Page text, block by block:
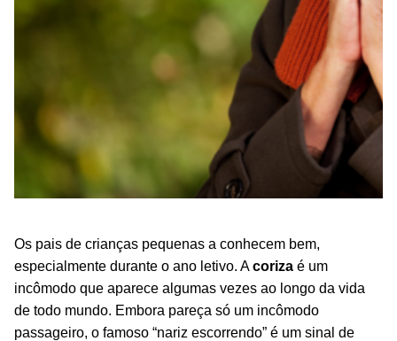
Os pais de crianças pequenas a conhecem bem,
especialmente durante o ano letivo. Acoriza é um
incômodo que aparece algumas vezes ao longo da vida
de todo mundo. Embora pareça só um incômodo
passageiro, o famoso “nariz escorrendo” é um sinal de